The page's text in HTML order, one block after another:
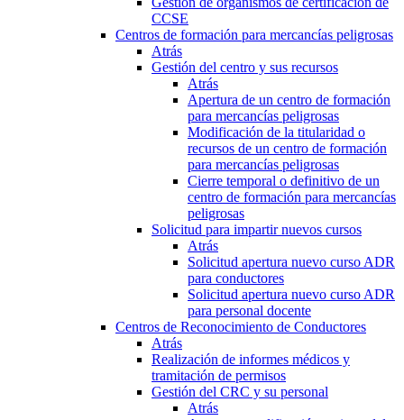
CCSE
Centros de formación para mercancías peligrosas
Atrás
Gestión del centro y sus recursos
Atrás
Apertura de un centro de formación
para mercancías peligrosas
Modificación de la titularidad o
recursos de un centro de formación
para mercancías peligrosas
Cierre temporal o definitivo de un
centro de formación para mercancías
peligrosas
Solicitud para impartir nuevos cursos
Atrás
Solicitud apertura nuevo curso ADR
para conductores
Solicitud apertura nuevo curso ADR
para personal docente
Centros de Reconocimiento de Conductores
Atrás
Realización de informes médicos y
tramitación de permisos
Gestión del CRC y su personal
Atrás